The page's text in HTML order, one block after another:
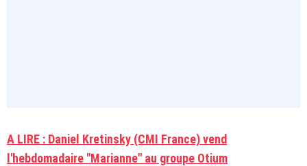
A LIRE : Daniel Kretinsky (CMI France) vend
l'hebdomadaire "Marianne" au groupe Otium